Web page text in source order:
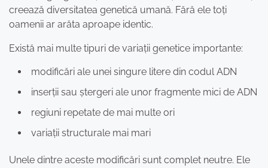
creează diversitatea genetică umană. Fără ele toți
oamenii ar arăta aproape identic.
Există mai multe tipuri de variații genetice importante:
modificări ale unei singure litere din codul ADN
inserții sau ștergeri ale unor fragmente mici de ADN
regiuni repetate de mai multe ori
variații structurale mai mari
Unele dintre aceste modificări sunt complet neutre. Ele